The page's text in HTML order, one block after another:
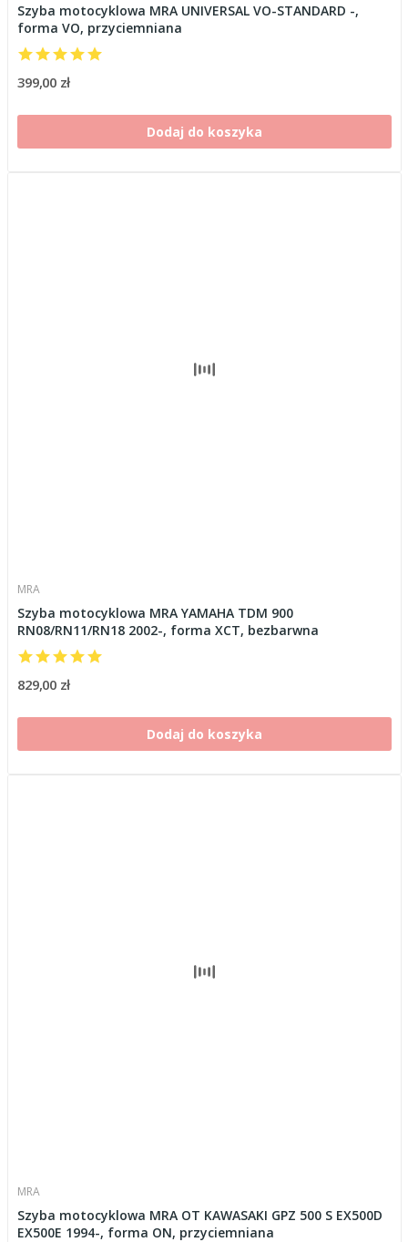
Szyba motocyklowa MRA UNIVERSAL VO-STANDARD -,
forma VO, przyciemniana
399,00 zł
Dodaj do koszyka
MRA
Szyba motocyklowa MRA YAMAHA TDM 900
RN08/RN11/RN18 2002-, forma XCT, bezbarwna
829,00 zł
Dodaj do koszyka
MRA
Szyba motocyklowa MRA OT KAWASAKI GPZ 500 S EX500D
EX500E 1994-, forma ON, przyciemniana